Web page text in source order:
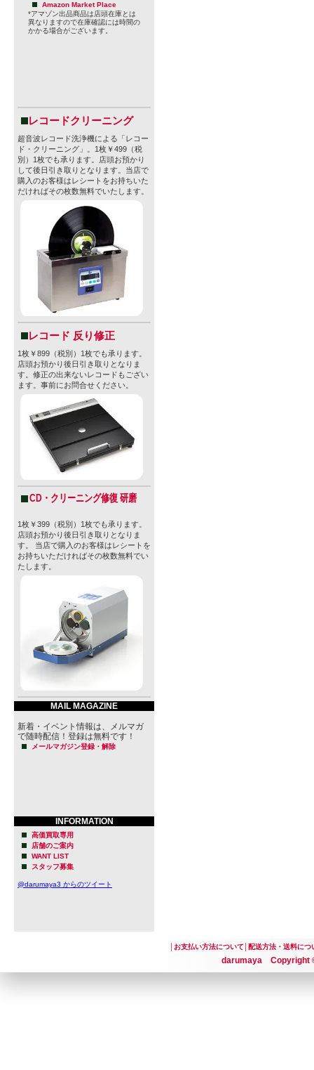
Amazon Market Place
*アマゾン出品商品は店頭在庫とは
異なりますので在庫確認には時間の
かかる場合がございます。
レコードクリーニング
超音波レコード洗浄機による「レコー
ド・クリーニング」。1枚￥499（税
別）1枚でも承ります。店頭お預かり
して後日引き取りとなります。当店で
購入のお客様はレシートをお持ちいた
だければその枚数無料でいたします。
レコード 反り修正
1枚￥899（税別）1枚でも承ります。
店頭お預かり後日引き取りとなりま
す。修正の出来ないレコードもござい
ます。事前にお問合せください。
CD・クリーニング修復 研磨
1枚￥399（税別）1枚でも承ります。
店頭お預かり後日引き取りとなりま
す。 当店で購入のお客様はレシートを
お持ちいただければその枚数無料でい
たします。
MAIL MAGAZINE
新着・イベント情報は、メルマガ
で随時配信！登録は無料です！
メールマガジン登録・解除
INFORMATION
高価買取専用
店舗のご案内
WANT LIST
スタッフ募集
@darumaya3 からのツイート
お支払い方法について│ 配送方法・送料につ
darumaya Copyright